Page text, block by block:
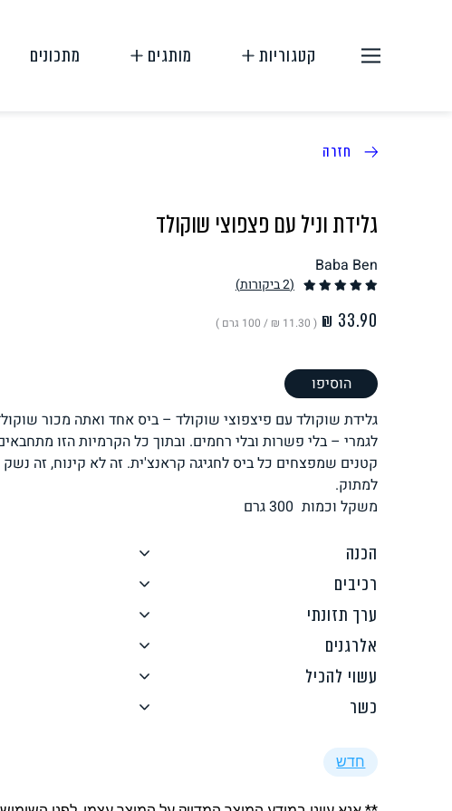
קטגוריות מותגים מתכונים
תחליפי בשר
לחם, עוגות, מאפים גלידות טבעוניות פסטה,
גיפט קארד
חזרה
גלידת וניל עם פצפוצי שוקולד
Baba Ben
(2 ביקורות)
( ‏11.30 ₪ / 100 גרם )
הוסיפו
גלידת שוקולד עם פיצפוצי שוקולד – ביס אחד ואתה מכור
לגמרי – בלי פשרות ובלי רחמים. ובתוך כל הקרמיות הזו
קטנים שמפצחים כל ביס לחגיגה קראנצ'ית. זה לא קינוח, זה
למתוק.
משקל וכמות
גרם
הכנה
רכיבים
ערך תזונתי
אלרגנים
עשוי להכיל
כשר
חדש